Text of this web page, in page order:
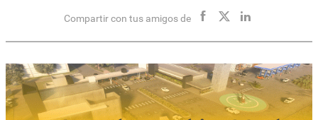
Compartir con tus amigos de